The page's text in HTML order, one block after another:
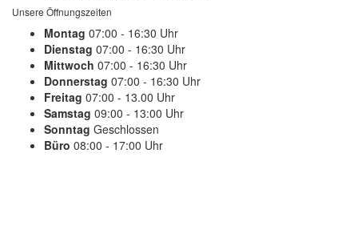
Unsere Öffnungszeiten
Montag 07:00 - 16:30 Uhr
Dienstag 07:00 - 16:30 Uhr
Mittwoch 07:00 - 16:30 Uhr
Donnerstag 07:00 - 16:30 Uhr
Freitag 07:00 - 13.00 Uhr
Samstag 09:00 - 13:00 Uhr
Sonntag Geschlossen
Büro 08:00 - 17:00 Uhr